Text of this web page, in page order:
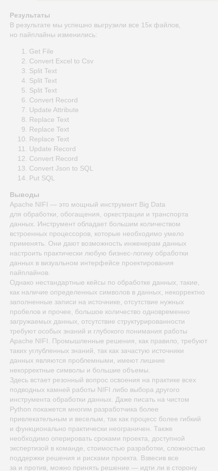
Результаты
В результате мы успешно выгрузили все 15к файлов,
но пайплайны изменились:
Get File
Convert Excel to Csv
Split Text
Split Text
Split Text
Convert Record
Update Attribute
Replace Text
Replace Text
Replace Text
Update Record
Convert Record
Convert Json to SQL
Put SQL
Выводы
Apache NIFI — это мощный инструмент Big Data
для обработки, обогащения, оркестрации и транспорта
данных. Инструмент обладает большим количеством
встроенных процессоров, которые необходимо умело
применять. Они дают возможность инженерам данных
настроить практически любую бизнес-логику обработки
данных в визуальном интерфейсе проектирования
пайплайнов.
Однако нестандартные кейсы по обработке данных, такие,
как наличие определенных символов в данных, некорректно
заполненные записи на источнике, отсутствие нужных
пробелов и прочее, большое количество одновременно
загружаемых данных, отсутствие структурированности
требуют особых знаний и глубокого понимания работы
Apache NIFI. Промышленные решения, как правило, требуют
таких углубленных знаний, так как зачастую источники
данных являются проблемными, имеют лишние
некорректные символы и большие объемы.
Здесь встает резонный вопрос освоения на практике всех
подводных камней работы NIFI либо выбора другого
инструмента обработки данных. Даже писать на чистом
Python покажется многим разработчика более
привлекательным и веселым, так как процесс более гибкий
и функционально практически неограничен. Также
необходимо оперировать сроками проекта, доступной
экспертизой в команде, стоимостью разработки, сложностью
поддержки решения и рисками проекта. Взвесив все
за и против, можно принять решение — идти ли в сторону